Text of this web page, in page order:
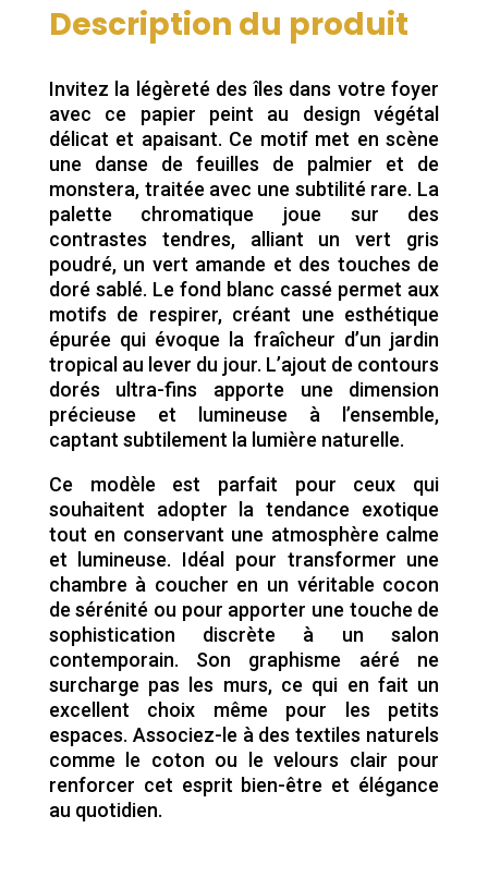
Description du produit
Invitez la légèreté des îles dans votre foyer
avec ce papier peint au design végétal
délicat et apaisant. Ce motif met en scène
une danse de feuilles de palmier et de
monstera, traitée avec une subtilité rare. La
palette chromatique joue sur des
contrastes tendres, alliant un vert gris
poudré, un vert amande et des touches de
doré sablé. Le fond blanc cassé permet aux
motifs de respirer, créant une esthétique
épurée qui évoque la fraîcheur d’un jardin
tropical au lever du jour. L’ajout de contours
dorés ultra-fins apporte une dimension
précieuse et lumineuse à l’ensemble,
captant subtilement la lumière naturelle.
Ce modèle est parfait pour ceux qui
souhaitent adopter la tendance exotique
tout en conservant une atmosphère calme
et lumineuse. Idéal pour transformer une
chambre à coucher en un véritable cocon
de sérénité ou pour apporter une touche de
sophistication discrète à un salon
contemporain. Son graphisme aéré ne
surcharge pas les murs, ce qui en fait un
excellent choix même pour les petits
espaces. Associez-le à des textiles naturels
comme le coton ou le velours clair pour
renforcer cet esprit bien-être et élégance
au quotidien.